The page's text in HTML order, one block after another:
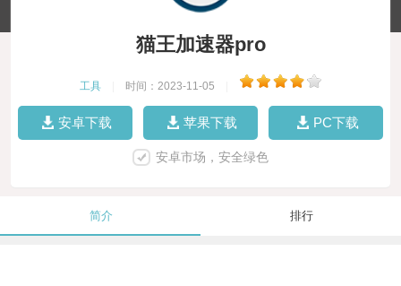
猫王加速器pro
工具 时间：2023-11-05
安卓下载 苹果下载 PC下载
安卓市场，安全绿色
简介 排行